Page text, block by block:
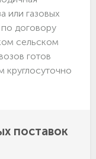
или газовых
договору
сельском
готов
круглосуточно
поставок